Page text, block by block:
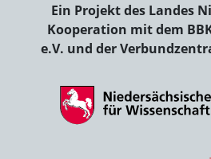
Ein Projekt des Landes
Kooperation mit dem
e.V. und der